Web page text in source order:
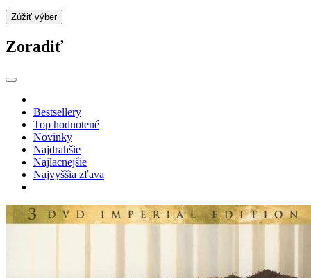
Zúžiť výber
Zoradiť
Bestsellery
Top hodnotené
Novinky
Najdrahšie
Najlacnejšie
Najvyššia zľava